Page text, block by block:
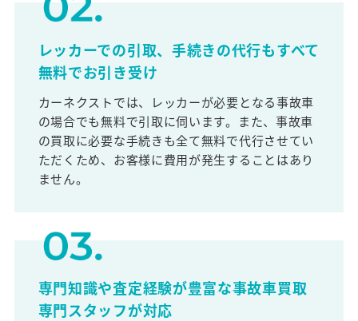
レッカーでの引取、手続きの代行もすべて
無料でお引き受け
カーネクストでは、レッカーが必要となる事故車
の場合でも無料で引取に伺います。また、事故車
の買取に必要な手続きも全て無料で代行させてい
ただくため、お客様に費用が発生することはあり
ません。
専門知識や査定経験が豊富な事故車買取
専門スタッフが対応